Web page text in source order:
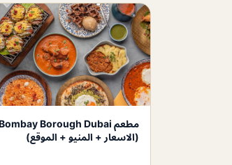
(الاسعار + المنيو + الموقع)